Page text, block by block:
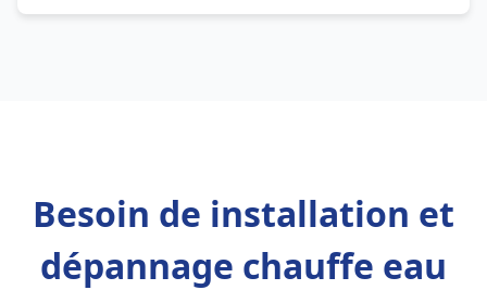
Besoin de installation et
dépannage chauffe eau